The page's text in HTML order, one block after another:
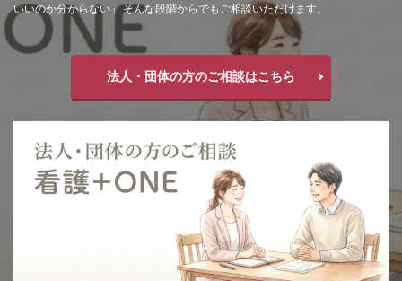
いいのか分からない」 そんな段階からでもご相談いただけます。
法人・団体の方のご相談はこちら